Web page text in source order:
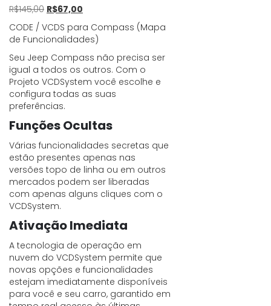
R$145,00 O
original
era:
R$145,00.
R$67,00
atual
é:
R$67,00.
CODE / VCDS para Compass (Mapa
de Funcionalidades)
Seu Jeep Compass não precisa ser
igual a todos os outros. Com o
Projeto VCDSystem você escolhe e
configura todas as suas
preferências.
Funções Ocultas
Várias funcionalidades secretas que
estão presentes apenas nas
versões topo de linha ou em outros
mercados podem ser liberadas
com apenas alguns cliques com o
VCDSystem.
Ativação Imediata
A tecnologia de operação em
nuvem do VCDSystem permite que
novas opções e funcionalidades
estejam imediatamente disponíveis
para você e seu carro, garantido em